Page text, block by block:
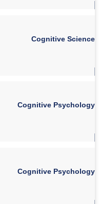
Cognitive Science
Cognitive Psychology
Cognitive Psychology